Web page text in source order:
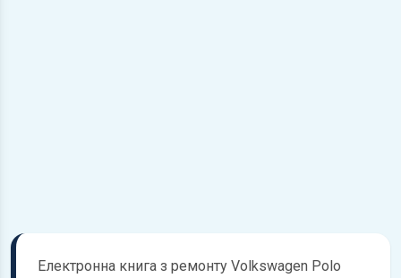
Електронна книга з ремонту Volkswagen Polo